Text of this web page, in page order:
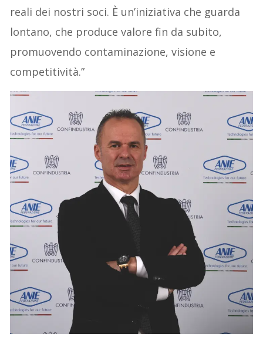
reali dei nostri soci. È un’iniziativa che guarda
lontano, che produce valore fin da subito,
promuovendo contaminazione, visione e
competitività.”